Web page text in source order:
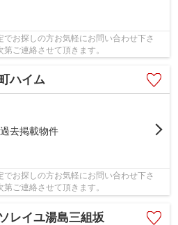
お探しの方お気軽にお問い合わせ下さ
ご連絡させて頂きます。
ハイム
過去掲載物件
お探しの方お気軽にお問い合わせ下さ
ご連絡させて頂きます。
レイユ湯島三組坂